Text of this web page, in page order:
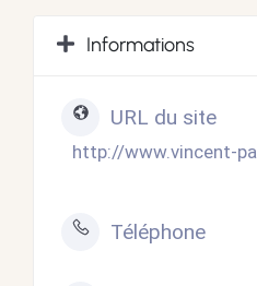
Informations
URL du site
http://www.vincent-
Téléphone